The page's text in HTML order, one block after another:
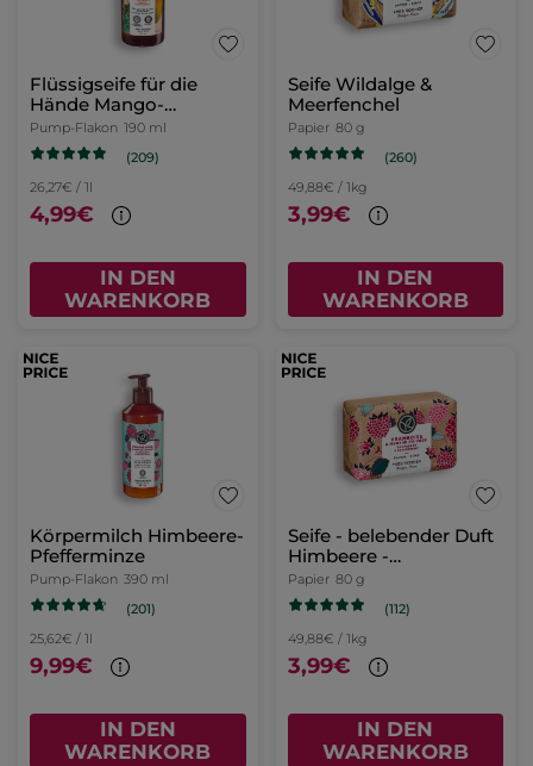
Flüssigseife für die
Hände Mango-
Koriander
Pump-Flakon 190 ml
(209)
26,27€ / 1l
4,99€
IN DEN
WARENKORB
Seife Wildalge &
Meerfenchel
Papier 80 g
(260)
49,88€ / 1kg
3,99€
IN DEN
WARENKORB
Körpermilch Himbeere-
Pfefferminze
Pump-Flakon 390 ml
(201)
25,62€ / 1l
9,99€
IN DEN
WARENKORB
Seife - belebender Duft
Himbeere -
Pfefferminze
Papier 80 g
(112)
49,88€ / 1kg
3,99€
IN DEN
WARENKORB